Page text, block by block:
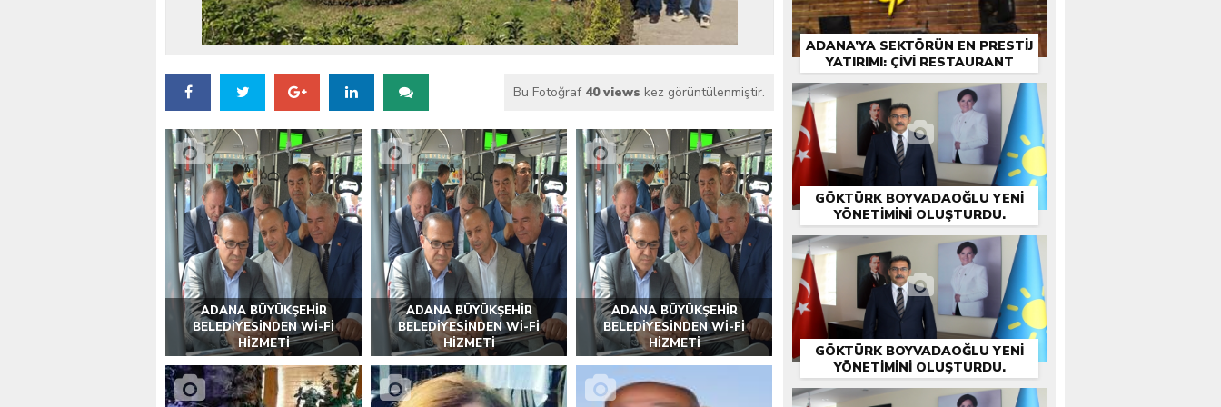
VALİ KÖŞGER SEYHAN İLÇEMİZ BARBAROS MAHALLESİ’NDE VATANDAŞLARLA BULUŞTU
Bu Fotoğraf 40 views kez görüntülenmiştir.
ADANA BÜYÜKŞEHİR
BELEDİYESİNDEN Wİ-Fİ
HİZMETİ
ADANA BÜYÜKŞEHİR
BELEDİYESİNDEN Wİ-Fİ
HİZMETİ
ADANA BÜYÜKŞEHİR
BELEDİYESİNDEN Wİ-Fİ
HİZMETİ
ADANA’YA SEKTÖRÜN EN PRESTIJ
YATIRIMI: ÇİVİ RESTAURANT
GÖKTÜRK BOYVADAOĞLU YENİ
YÖNETİMİNİ OLUŞTURDU.
GÖKTÜRK BOYVADAOĞLU YENİ
YÖNETİMİNİ OLUŞTURDU.